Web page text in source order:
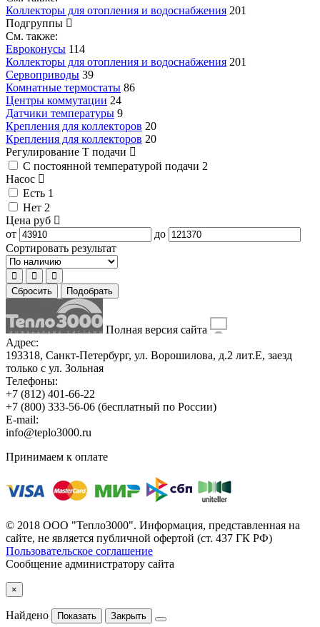
Коллекторы для отопления и водоснабжения 201
Подгруппы
См. также:
Евроконусы 114
Коллекторы для отопления и водоснабжения 201
Сервоприводы 39
Комнатные термостаты 86
Центры коммутации 24
Датчики температуры 9
Крепления для коллекторов 20
Крепления для коллекторов 20
Регулирование T подачи
С постоянной температурой подачи 2
Насос
Есть 1
Нет 2
Цена руб
от
до
Сортировать результат
Сбросить Подобрать
Полная версия сайта
Адрес:
193318, Санкт-Петербург, ул. Ворошилова, д.2 лит.Е, заезд
только с ул. Зольная
Телефоны:
+7 (812) 401-66-22
+7 (800) 333-56-06 (бесплатный по России)
E-mail:
info@teplo3000.ru
Принимаем к оплате
© 2018 ООО "Тепло3000". Информация, представленная на
сайте, не является публичной офертой (ст. 437 ГК РФ)
Пользовательское соглашение
Сообщение администратору сайта
×
Найдено Показать Закрыть